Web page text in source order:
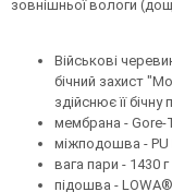
зовнішньої вологи
Військові
бічний захист
здійснює її бічну
мембрана - Gore-
міжподошва -
вага пари - 1430
підошва -